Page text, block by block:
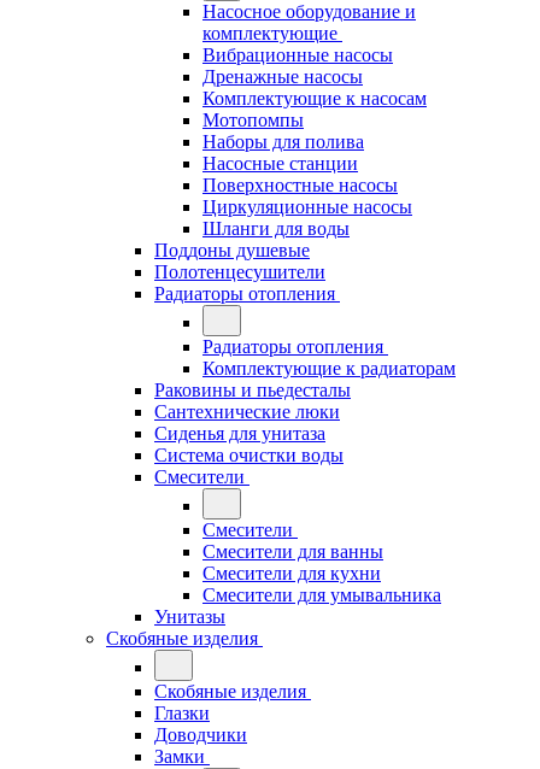
Насосное оборудование и
комплектующие
Вибрационные насосы
Дренажные насосы
Комплектующие к насосам
Мотопомпы
Наборы для полива
Насосные станции
Поверхностные насосы
Циркуляционные насосы
Шланги для воды
Поддоны душевые
Полотенцесушители
Радиаторы отопления
Радиаторы отопления
Комплектующие к радиаторам
Раковины и пьедесталы
Сантехнические люки
Сиденья для унитаза
Система очистки воды
Смесители
Смесители
Смесители для ванны
Смесители для кухни
Смесители для умывальника
Унитазы
Скобяные изделия
Скобяные изделия
Глазки
Доводчики
Замки